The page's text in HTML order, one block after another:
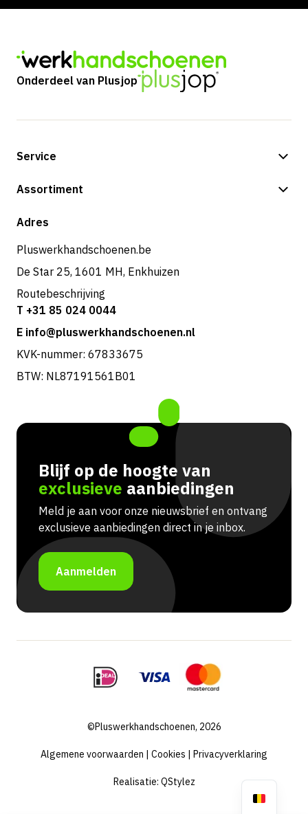
Onderdeel van Plusjop
Service
Betalingsmogelijkheden
Retouren & service
Assortiment
Shop
Adres
Pluswerkhandschoenen.be
De Star 25, 1601 MH, Enkhuizen
Routebeschrijving
T +31 85 024 0044
E info@pluswerkhandschoenen.nl
KVK-nummer: 67833675
BTW: NL87191561B01
Blijf op de hoogte van
exclusieve aanbiedingen
Meld je aan voor onze nieuwsbrief en ontvang
exclusieve aanbiedingen direct in je inbox.
Aanmelden
©Pluswerkhandschoenen, 2026
Algemene voorwaarden | Cookies | Privacyverklaring
Realisatie: QStylez